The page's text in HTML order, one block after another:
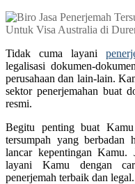
Tidak cuma layani
legalisasi dokumen-
perusahaan dan lain-lain.
sektor penerjemahan buat
resmi.
Begitu penting buat
tersumpah yang berbadan
lancar kepentingan
layani Kamu dengan
penerjemah terbaik dan legal.